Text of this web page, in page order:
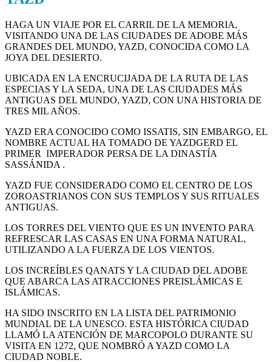
HAGA UN VIAJE POR EL CARRIL DE LA MEMORIA,
VISITANDO UNA DE LAS CIUDADES DE ADOBE MÁS
GRANDES DEL MUNDO, YAZD, CONOCIDA COMO LA
JOYA DEL DESIERTO.
UBICADA EN LA ENCRUCIJADA DE LA RUTA DE LAS
ESPECIAS Y LA SEDA, UNA DE LAS CIUDADES MÁS
ANTIGUAS DEL MUNDO, YAZD, CON UNA HISTORIA DE
TRES MIL AÑOS.
YAZD ERA CONOCIDO COMO ISSATIS, SIN EMBARGO, EL
NOMBRE ACTUAL HA TOMADO DE YAZDGERD EL
PRIMER IMPERADOR PERSA DE LA DINASTÍA
SASSÁNIDA .
YAZD FUE CONSIDERADO COMO EL CENTRO DE LOS
ZOROASTRIANOS CON SUS TEMPLOS Y SUS RITUALES
ANTIGUAS.
LOS TORRES DEL VIENTO QUE ES UN INVENTO PARA
REFRESCAR LAS CASAS EN UNA FORMA NATURAL,
UTILIZANDO A LA FUERZA DE LOS VIENTOS.
LOS INCREÍBLES QANATS Y LA CIUDAD DEL ADOBE
QUE ABARCA LAS ATRACCIONES PREISLÁMICAS E
ISLÁMICAS.
HA SIDO INSCRITO EN LA LISTA DEL PATRIMONIO
MUNDIAL DE LA UNESCO. ESTA HISTÓRICA CIUDAD
LLAMÓ LA ATENCIÓN DE MARCOPOLO DURANTE SU
VISITA EN 1272, QUE NOMBRÓ A YAZD COMO LA
CIUDAD NOBLE.